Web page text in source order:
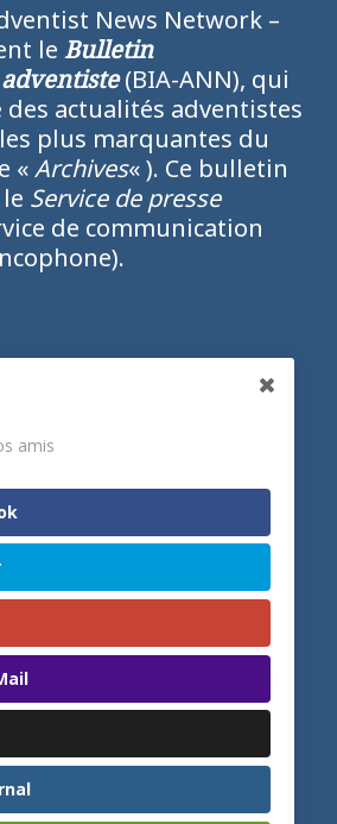
News Network –
le Bulletin
(BIA-ANN), qui
actualités adventistes
plus marquantes du
«Archives« ). Ce bulletin
Service de presse
de communication
ET POLITIQUE DE
amis